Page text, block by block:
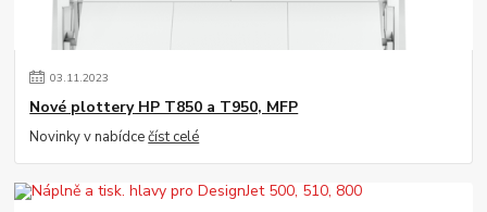
03.11.2023
Nové plottery HP T850 a T950, MFP
Novinky v nabídcečíst celé